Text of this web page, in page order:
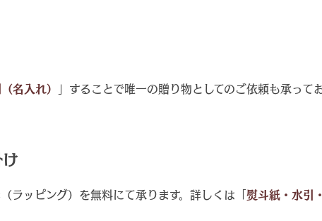
名入れ） 」することで唯一の贈り物としてのご依頼も承って
ラッピング）を無料にて承ります。詳しくは「 熨斗紙・水引